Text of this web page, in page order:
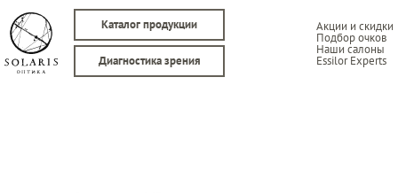
Каталог продукции Акции и скидки
Подбор очков
Наши салоны
Essilor Experts
Диагностика зрения